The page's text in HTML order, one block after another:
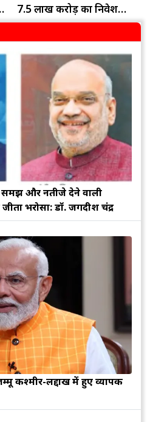
7.5 लाख करोड़ का निवेश
करेगा अडाणी समूह
समझ और नतीजे देने वाली
भरोसा: डॉ. जगदीश चंद्र
कश्मीर-लद्दाख में हुए व्यापक